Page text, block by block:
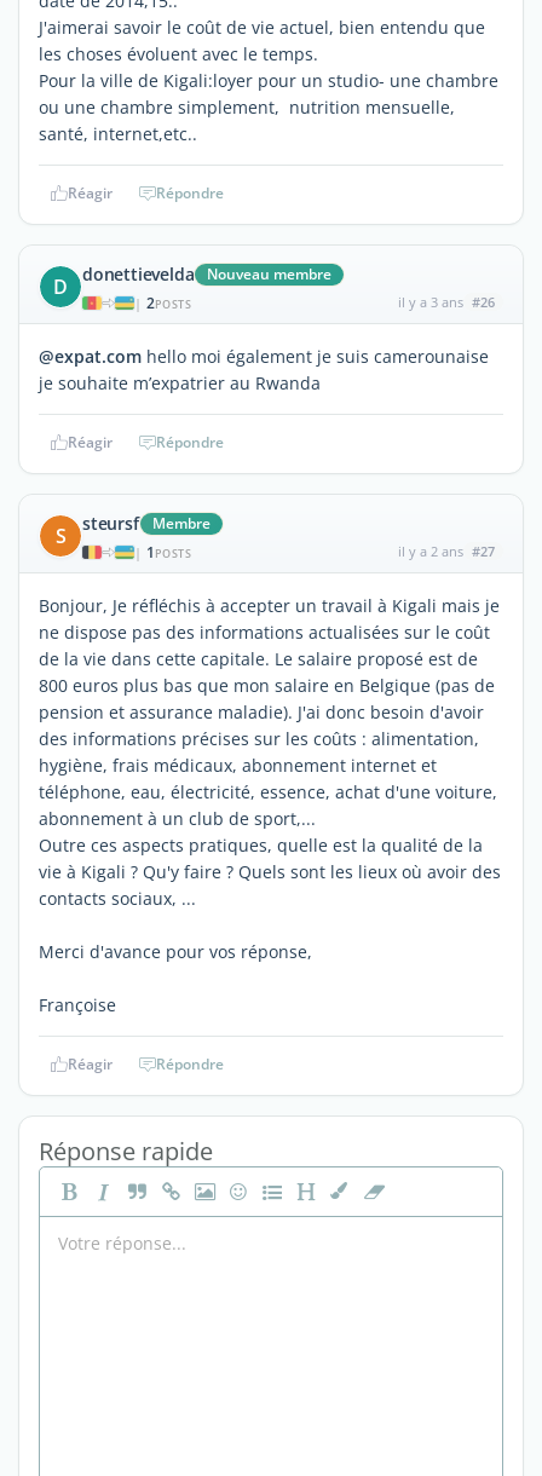
J'aimerai savoir le coût de vie actuel, bien entendu que
les choses évoluent avec le temps.
Pour la ville de Kigali:loyer pour un studio- une chambre
ou une chambre simplement, nutrition mensuelle,
santé, internet,etc..
Réagir Répondre
D donettievelda Nouveau membre
| 2POSTS il y a 3 ans #26
@expat.com hello moi également je suis camerounaise
je souhaite m’expatrier au Rwanda
Réagir Répondre
S steursf Membre
| 1 POSTS il y a 2 ans #27
Bonjour, Je réfléchis à accepter un travail à Kigali mais je
ne dispose pas des informations actualisées sur le coût
de la vie dans cette capitale. Le salaire proposé est de
800 euros plus bas que mon salaire en Belgique (pas de
pension et assurance maladie). J'ai donc besoin d'avoir
des informations précises sur les coûts : alimentation,
hygiène, frais médicaux, abonnement internet et
téléphone, eau, électricité, essence, achat d'une voiture,
abonnement à un club de sport,...
Outre ces aspects pratiques, quelle est la qualité de la
vie à Kigali ? Qu'y faire ? Quels sont les lieux où avoir des
contacts sociaux, ...
Merci d'avance pour vos réponse,
Françoise
Réagir Répondre
Réponse rapide